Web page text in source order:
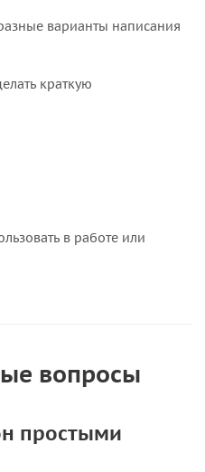
варианты написания
краткую
в работе или
вопросы
простыми